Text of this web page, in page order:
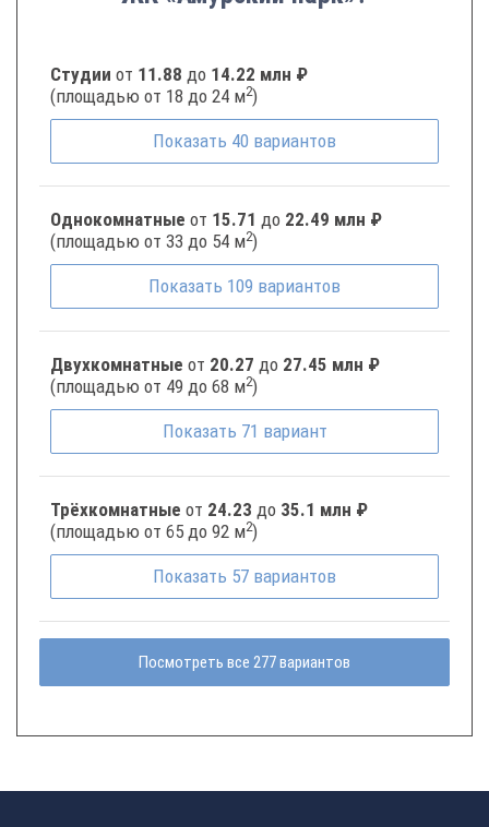
Студии от 11.88 до 14.22 млн ₽
(площадью от 18 до 24 м2)
Показать 40 вариантов
Однокомнатные от 15.71 до 22.49 млн ₽
(площадью от 33 до 54 м2)
Показать 109 вариантов
Двухкомнатные от 20.27 до 27.45 млн ₽
(площадью от 49 до 68 м2)
Показать 71 вариант
Трёхкомнатные от 24.23 до 35.1 млн ₽
(площадью от 65 до 92 м2)
Показать 57 вариантов
Посмотреть все 277 вариантов